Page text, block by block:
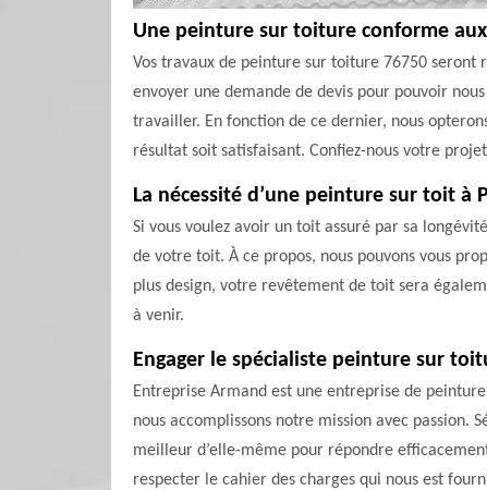
Une peinture sur toiture conforme
Vos travaux de peinture sur toiture 76750 seront
envoyer une demande de devis pour pouvoir
travailler. En fonction de ce dernier, nous
résultat soit satisfaisant. Confiez-nous votre
La nécessité d’une peinture sur toit à
Si vous voulez avoir un toit assuré par sa
de votre toit. À ce propos, nous pouvons vous
plus design, votre revêtement de toit sera
à venir.
Engager le spécialiste peinture sur
Entreprise Armand est une entreprise de
nous accomplissons notre mission avec
meilleur d’elle-même pour répondre
respecter le cahier des charges qui nous est